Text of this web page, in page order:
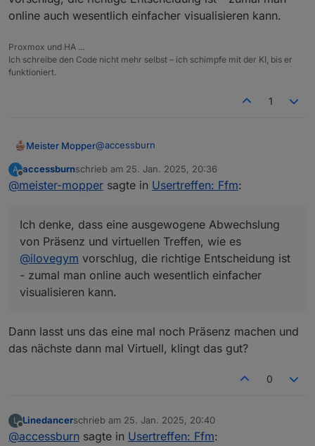
online auch wesentlich einfacher visualisieren kann.
Proxmox und HA ...
Ich schreibe den Code nicht mehr selbst – ich schimpfe mit der KI, bis er
funktioniert.
1
Meister Mopper@accessburn
Ich habe jetzt mal einen Termin im März
bestätigt.
Stromflaute, weil mein Pkw sich den Wolf lädt
).
Ich denke, dass eine ausgewogene
Abwechslung von Präsenz und virtuellen
Treffen, wie es
@ ilovegym
vorschlug, die
richtige Entscheidung ist - zumal man online
auch wesentlich einfacher visualisieren kann.
A
Offline
accessburnschrieb am 25. Jan. 2025, 20:36
zuletzt editiert von
@meister-mopper sagte in Usertreffen: Ffm:
Ich denke, dass eine ausgewogene Abwechslung
von Präsenz und virtuellen Treffen, wie es
@ilovegym vorschlug, die richtige Entscheidung ist
- zumal man online auch wesentlich einfacher
visualisieren kann.
Dann lasst uns das eine mal noch Präsenz machen und
das nächste dann mal Virtuell, klingt das gut?
0
L Linedancerschrieb am 25. Jan. 2025, 20:40
zuletzt editiert von
@accessburn sagte in Usertreffen: Ffm: